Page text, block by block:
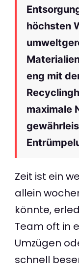
höchsten
eng mit
maximale
Zeit ist ein
allein
könnte,
Team oft in
Umzügen
schnell